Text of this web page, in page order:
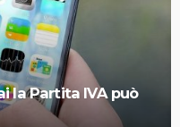
la Partita IVA può